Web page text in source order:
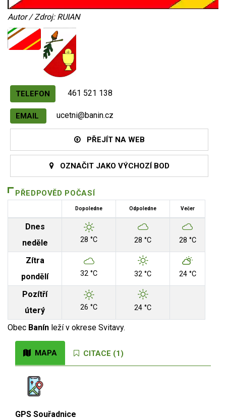
Autor / Zdroj: RUIAN
TELEFON 461 521 138
EMAIL ucetni@banin.cz
PŘEJÍT NA WEB
OZNAČIT JAKO VÝCHOZÍ BOD
PŘEDPOVĚD POČASÍ
Dopoledne Odpoledne Večer
Dnes
neděle
28 °C 28 °C 28 °C
Zítra
pondělí
32 °C 32 °C 24 °C
Pozítří
úterý
26 °C 24 °C
Obec Banín leží v okrese Svitavy.
MAPA CITACE (1)
GPS Souřadnice